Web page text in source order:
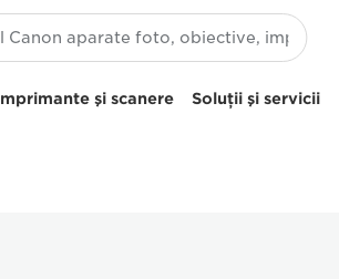
şi scanere Soluţii şi servicii